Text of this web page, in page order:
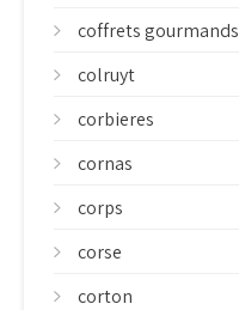
coffrets gourmands
colruyt
corbieres
cornas
corps
corse
corton